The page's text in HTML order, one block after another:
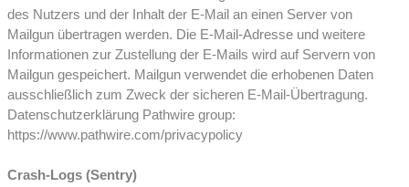
des Nutzers und der Inhalt der E-Mail an einen Server von
Mailgun übertragen werden. Die E-Mail-Adresse und weitere
Informationen zur Zustellung der E-Mails wird auf Servern von
Mailgun gespeichert. Mailgun verwendet die erhobenen Daten
ausschließlich zum Zweck der sicheren E-Mail-Übertragung.
Datenschutzerklärung Pathwire group:
https://www.pathwire.com/privacypolicy
Crash-Logs (Sentry)